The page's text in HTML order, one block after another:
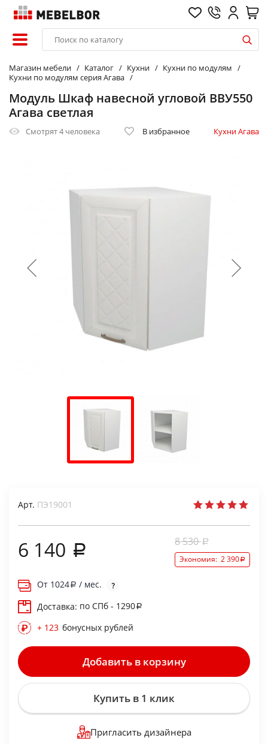
Магазин мебели Каталог Кухни
Кухни по модулям
Кухни по модулям серия Агава
Модуль Шкаф навесной угловой ВВУ550
Агава светлая
Смотрят4 человека В избранное Кухни Агава
Арт. ПЭ19001
6 140 8 530
Экономия: 2 390
От 1024
/ мес.
Доставка: по СПб - 1290
+ 123 бонусных рублей
Добавить в корзину
Купить в 1 клик
Пригласить дизайнера